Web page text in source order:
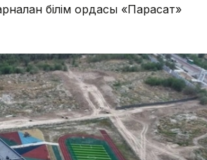
білім ордасы «Парасат»